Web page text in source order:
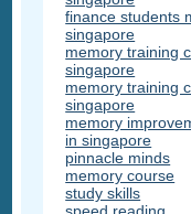
finance students
singapore
memory training
singapore
memory training
singapore
memory
in singapore
pinnacle minds
memory course
study skills